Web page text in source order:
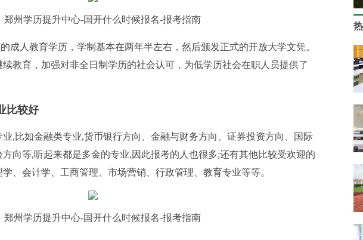
郑州学历提升中心-国开什么时候报名-报考指南
成人教育学历，学制基本在两年半左右，然后颁发正式的开放大学文凭。
教育，加强对非全日制学历的社会认可，为低学历社会在职人员提供了
比较好
,比如金融类专业,货币银行方向、金融与财务方向、证券投资方向、国际
向等,听起来都是多金的专业,因此报考的人也很多;还有其他比较受欢迎的
、会计学、工商管理、市场营销、行政管理、教育专业等等。
郑州学历提升中心-国开什么时候报名-报考指南